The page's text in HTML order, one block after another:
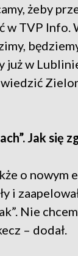
żeby
w TVP Info.
już w
Jak się
o nowym
i
Nie
– dodał.